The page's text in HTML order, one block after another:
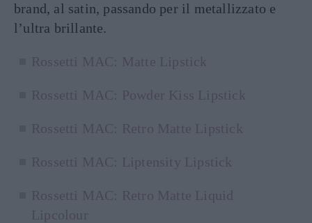
brand, al satin, passando per il metallizzato e
l’ultra brillante.
Rossetti MAC: Matte Lipstick
Rossetti MAC: Powder Kiss Lipstick
Rossetti MAC: Retro Matte Lipstick
Rossetti MAC: Liptensity Lipstick
Rossetti MAC: Retro Matte Liquid
Lipcolour